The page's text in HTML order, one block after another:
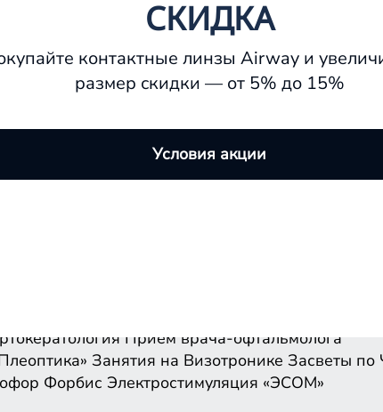
Занятия на Визотронике Засветы по
Электростимуляция «ЭСОМ»
Прием врача-офтальмолога
Занятия на Визотронике Засветы по
Форбис Электростимуляция «ЭСОМ»
СКИДКА
контактные линзы Airway и
размер скидки — от 5% до 15%
Условия акции